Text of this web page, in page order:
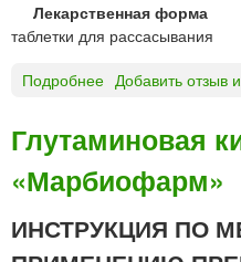
Лекарственная форма
таблетки для рассасывания
Подробнее
В
А
З
А
т
Добавить отзыв
Глутаминовая
«Марбиофарм»
ИНСТРУКЦИЯ ПО